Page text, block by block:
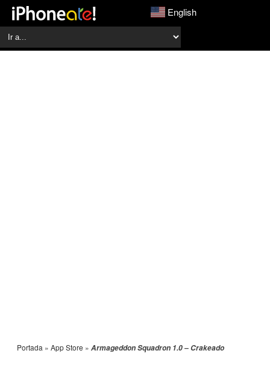
English
Portada » App Store » Armageddon Squadron 1.0 – Crakeado